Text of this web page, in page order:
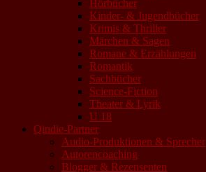
Hörbücher
Kinder- & Jugendbücher
Krimis & Thriller
Märchen & Sagen
Romane & Erzählungen
Romantik
Sachbücher
Science-Fiction
Theater & Lyrik
U 18
Qindie-Partner
Audio-Produktionen & Sprecher
Autorencoaching
Blogger & Rezensenten